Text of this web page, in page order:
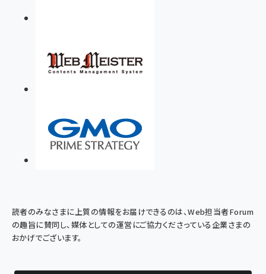
読者のみなさまに上質の情報をお届けできるのは、Web担当者Forum
の趣旨に賛同し、媒体としての運営にご協力くださっている企業さまの
おかげでございます。